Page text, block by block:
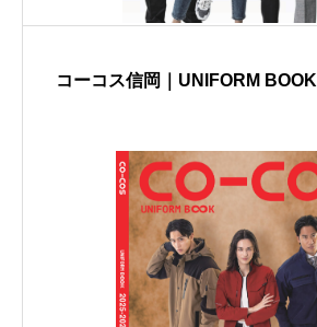
コーコス信岡｜UNIFORM BOOK